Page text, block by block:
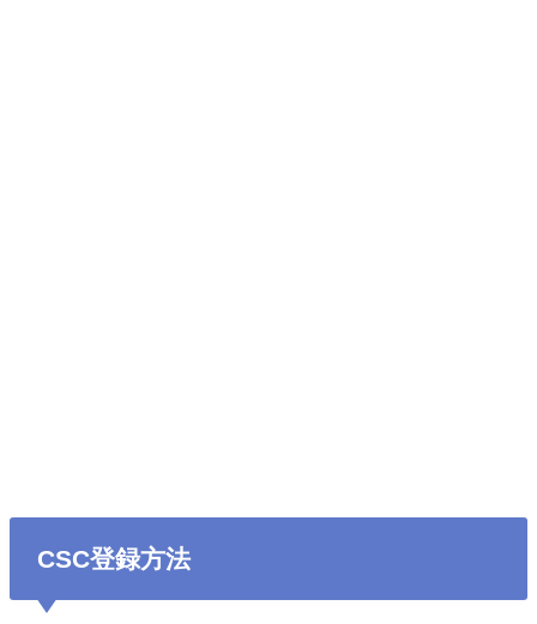
CSC登録方法